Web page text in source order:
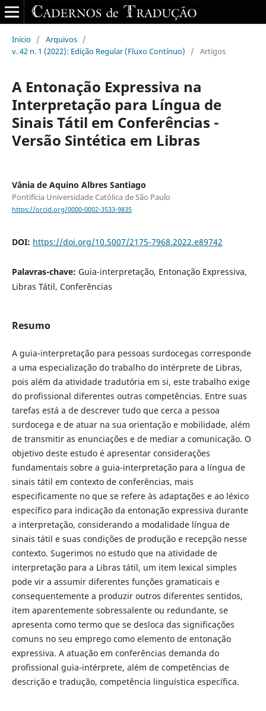
Início / Arquivos /
v. 42 n. 1 (2022): Edição Regular (Fluxo Contínuo)
/ Artigos
A Entonação Expressiva na
Interpretação para Língua de
Sinais Tátil em Conferências -
Versão Sintética em Libras
Vânia de Aquino Albres Santiago
Pontifícia Universidade Católica de São Paulo
https://orcid.org/0000-0002-3533-9835
DOI: https://doi.org/10.5007/2175-7968.2022.e89742
Palavras-chave: Guia-interpretação, Entonação Expressiva,
Libras Tátil, Conferências
Resumo
A guia-interpretação para pessoas surdocegas corresponde
a uma especialização do trabalho do intérprete de Libras,
pois além da atividade tradutória em si, este trabalho exige
do profissional diferentes outras competências. Entre suas
tarefas está a de descrever tudo que cerca a pessoa
surdocega e de atuar na sua orientação e mobilidade, além
de transmitir as enunciações e de mediar a comunicação. O
objetivo deste estudo é apresentar considerações
fundamentais sobre a guia-interpretação para a língua de
sinais tátil em contexto de conferências, mais
especificamente no que se refere às adaptações e ao léxico
específico para indicação da entonação expressiva durante
a interpretação, considerando a modalidade língua de
sinais tátil e suas condições de produção e recepção nesse
contexto. Sugerimos no estudo que na atividade de
interpretação para a Libras tátil, um item lexical simples
pode vir a assumir diferentes funções gramaticais e
consequentemente a produzir outros diferentes sentidos,
item aparentemente sobressalente ou redundante, se
apresenta como termo que se desloca das significações
comuns no seu emprego como elemento de entonação
expressiva. A atuação em conferências demanda do
profissional guia-intérprete, além de competências de
descrição e tradução, competência linguística específica.